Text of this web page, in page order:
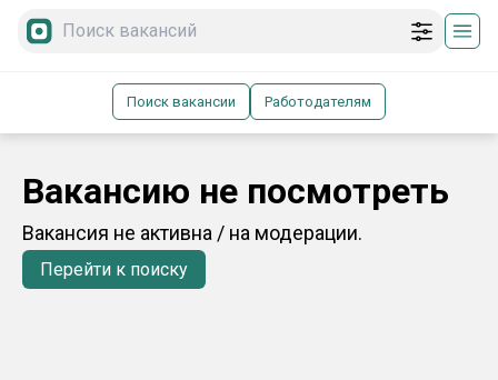
Поиск вакансии Работодателям
Вакансию не посмотреть
Вакансия не активна / на модерации.
Перейти к поиску